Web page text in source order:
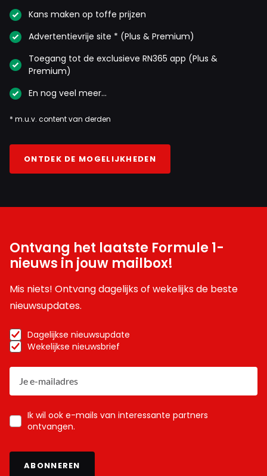
Kans maken op toffe prijzen
Advertentievrije site * (Plus & Premium)
Toegang tot de exclusieve RN365 app (Plus &
Premium)
En nog veel meer…
* m.u.v. content van derden
ONTDEK DE MOGELIJKHEDEN
Ontvang het laatste Formule 1-
nieuws in jouw mailbox!
Mis niets! Ontvang dagelijks of wekelijks de beste
nieuwsupdates.
Dagelijkse nieuwsupdate
Wekelijkse nieuwsbrief
Ik wil ook e-mails van interessante partners
ontvangen.
ABONNEREN